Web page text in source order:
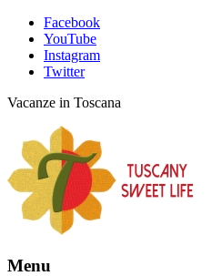
Facebook
YouTube
Instagram
Twitter
Vacanze in Toscana
Menu